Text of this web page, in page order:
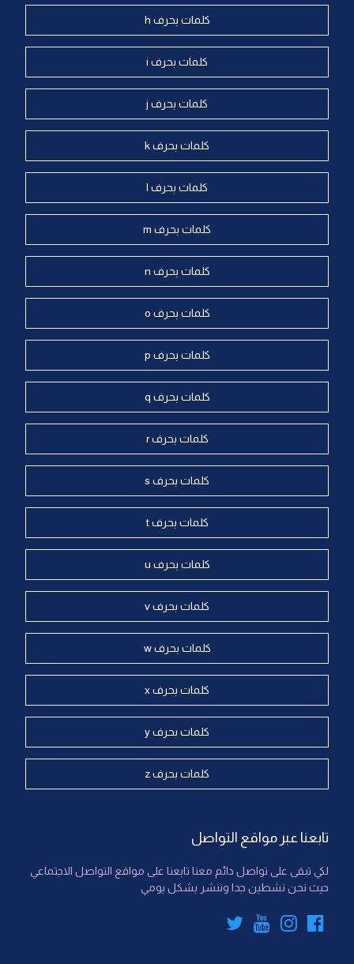
كلمات بحرف h
كلمات بحرف i
كلمات بحرف j
كلمات بحرف k
كلمات بحرف l
كلمات بحرف m
كلمات بحرف n
كلمات بحرف o
كلمات بحرف p
كلمات بحرف q
كلمات بحرف r
كلمات بحرف s
كلمات بحرف t
كلمات بحرف u
كلمات بحرف v
كلمات بحرف w
كلمات بحرف x
كلمات بحرف y
كلمات بحرف z
تابعنا عبر مواقع التواصل
لكي تبقى على تواصل دائم معنا تابعنا على مواقع التواصل الاجتماعي
حيث نحن نشطين جدا وننشر بشكل يومي